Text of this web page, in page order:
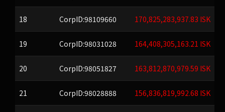
18 CorpID:98109660 170,825,283,937.83 ISK
19 CorpID:98031028 164,408,305,163.21 ISK
20 CorpID:98051827 163,812,870,979.59 ISK
21 CorpID:98028888 156,836,819,992.68 ISK